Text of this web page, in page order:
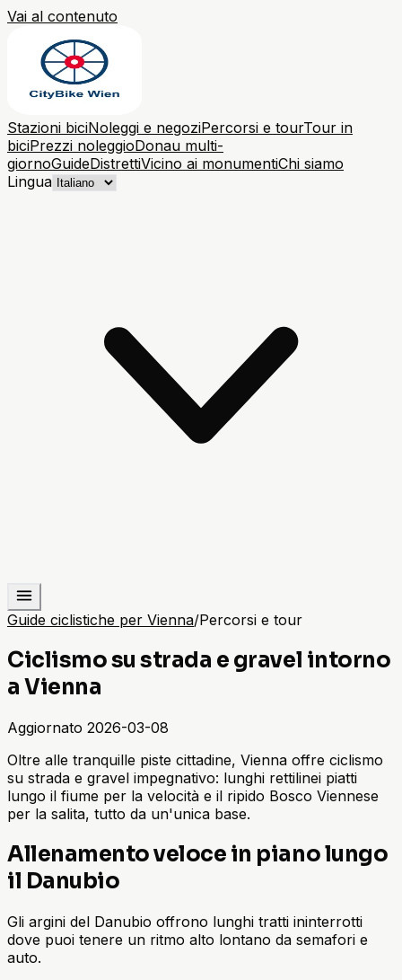
Vai al contenuto
Stazioni biciNoleggi e negoziPercorsi e tourTour in
biciPrezzi noleggioDonau multi-
giornoGuideDistrettiVicino ai monumentiChi siamo
Lingua
Guide ciclistiche per Vienna/Percorsi e tour
Ciclismo su strada e gravel intorno
a Vienna
Aggiornato 2026-03-08
Oltre alle tranquille piste cittadine, Vienna offre ciclismo
su strada e gravel impegnativo: lunghi rettilinei piatti
lungo il fiume per la velocità e il ripido Bosco Viennese
per la salita, tutto da un'unica base.
Allenamento veloce in piano lungo
il Danubio
Gli argini del Danubio offrono lunghi tratti ininterrotti
dove puoi tenere un ritmo alto lontano da semafori e
auto.